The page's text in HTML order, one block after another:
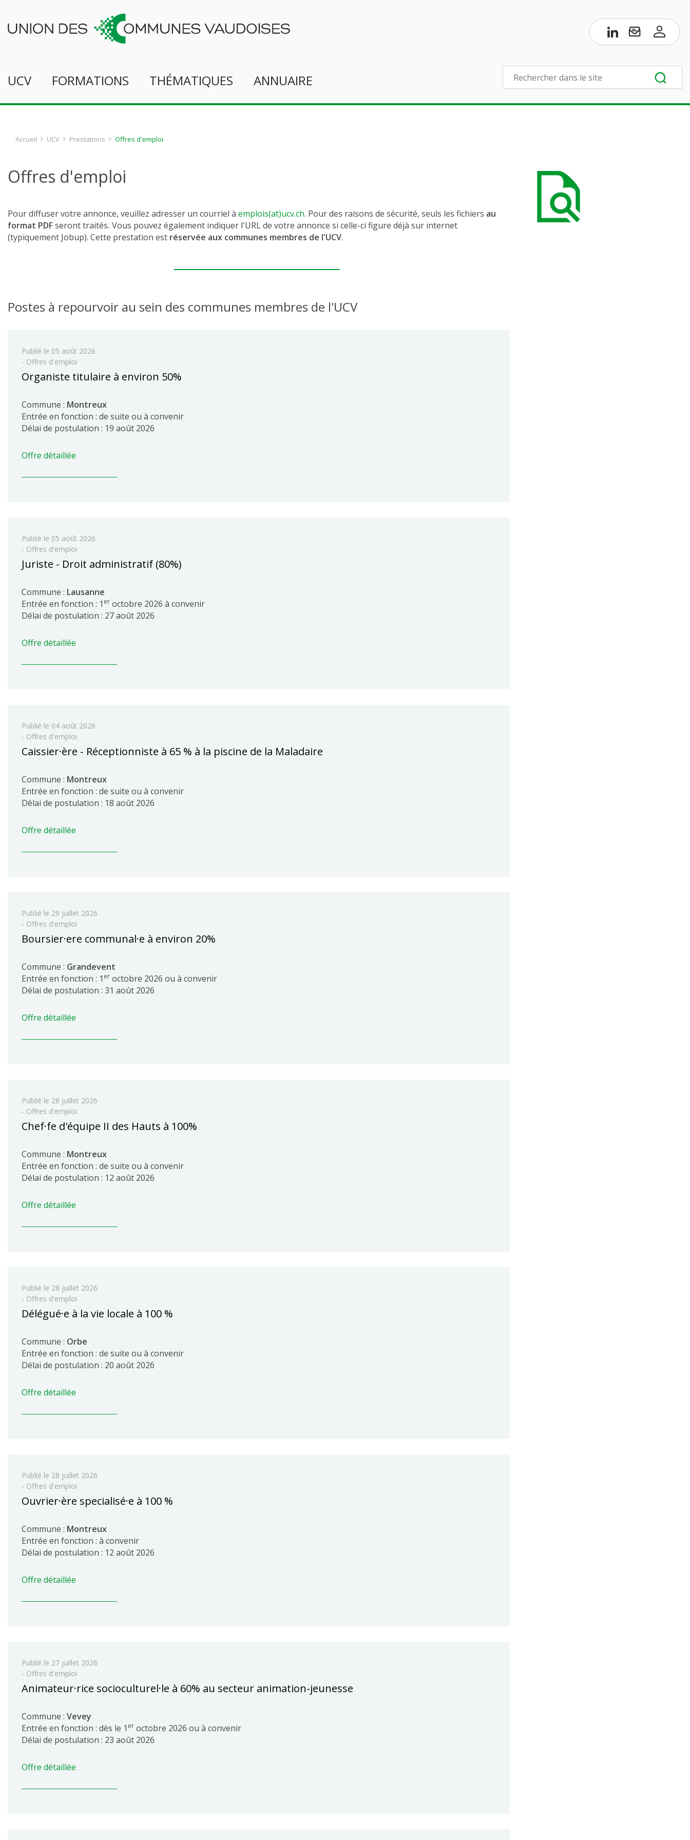
UCV FORMATIONS THÉMATIQUES ANNUAIRE
Accueil UCV Prestations Offres d'emploi
Offres d'emploi
Pour diffuser votre annonce, veuillez adresser un courriel à emplois(at)ucv.ch. Pour des raisons de sécurité, seuls les fichiers au
format PDFseront traités. Vous pouvez également indiquer l'URL de votre annonce si celle-ci figure déjà sur internet
(typiquement Jobup). Cette prestation est réservée aux communes membres de l'UCV.
Postes à repourvoir au sein des communes membres de l'UCV
Publié le 05 août 2026
- Offres d'emploi
Organiste titulaire à environ 50%
Commune : Montreux
Entrée en fonction : de suite ou à convenir
Délai de postulation : 19 août 2026
Offre détaillée
Publié le 05 août 2026
- Offres d'emploi
Juriste - Droit administratif (80%)
Commune : Lausanne
Entrée en fonction : 1 er octobre 2026 à convenir
Délai de postulation : 27 août 2026
Offre détaillée
Publié le 04 août 2026
- Offres d'emploi
Caissier·ère - Réceptionniste à 65 % à la piscine de la Maladaire
Commune : Montreux
Entrée en fonction : de suite ou à convenir
Délai de postulation : 18 août 2026
Offre détaillée
Publié le 29 juillet 2026
- Offres d'emploi
Boursier·ere communal·e à environ 20%
Commune : Grandevent
Entrée en fonction : 1 er octobre 2026 ou à convenir
Délai de postulation : 31 août 2026
Offre détaillée
Publié le 28 juillet 2026
- Offres d'emploi
Chef·fe d'équipe II des Hauts à 100%
Commune : Montreux
Entrée en fonction : de suite ou à convenir
Délai de postulation : 12 août 2026
Offre détaillée
Publié le 28 juillet 2026
- Offres d'emploi
Délégué·e à la vie locale à 100 %
Commune : Orbe
Entrée en fonction : de suite ou à convenir
Délai de postulation : 20 août 2026
Offre détaillée
Publié le 28 juillet 2026
- Offres d'emploi
Ouvrier·ère specialisé·e à 100 %
Commune : Montreux
Entrée en fonction : à convenir
Délai de postulation : 12 août 2026
Offre détaillée
Publié le 27 juillet 2026
- Offres d'emploi
Animateur·rice socioculturel·le à 60% au secteur animation-jeunesse
Commune : Vevey
Entrée en fonction : dès le 1 er octobre 2026 ou à convenir
Délai de postulation : 23 août 2026
Offre détaillée